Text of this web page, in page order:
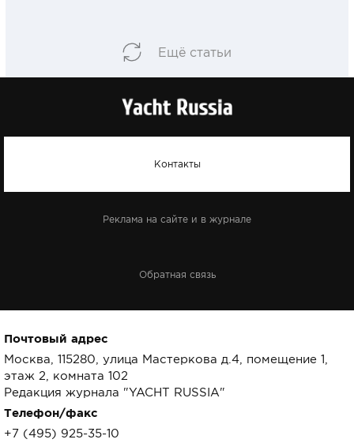
Ещё статьи
Контакты
Реклама на сайте и в журнале
Обратная связь
Почтовый адрес
Москва, 115280, улица Мастеркова д.4, помещение 1,
этаж 2, комната 102
Редакция журнала "YACHT RUSSIA"
Телефон/факс
+7 (495) 925-35-10